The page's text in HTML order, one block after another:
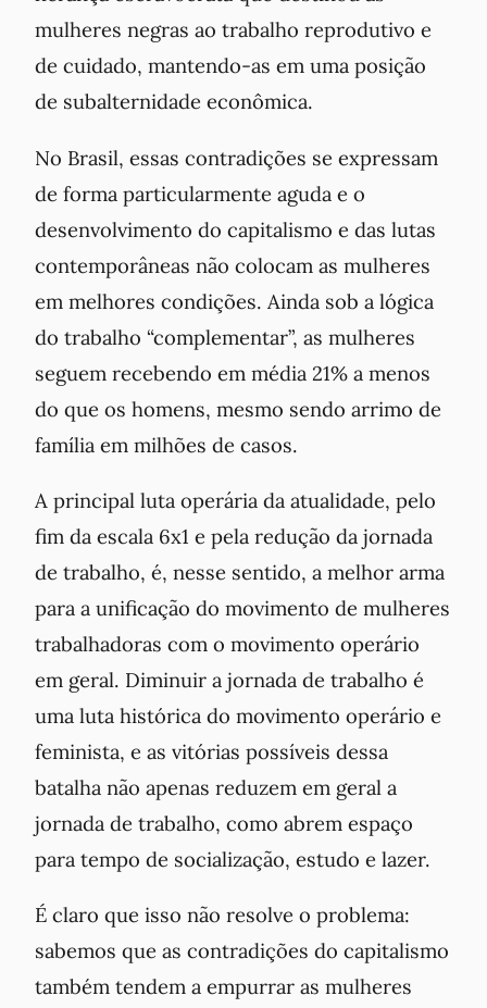
mulheres negras ao trabalho reprodutivo e
de cuidado, mantendo-as em uma posição
de subalternidade econômica.
No Brasil, essas contradições se expressam
de forma particularmente aguda e o
desenvolvimento do capitalismo e das lutas
contemporâneas não colocam as mulheres
em melhores condições. Ainda sob a lógica
do trabalho “complementar”, as mulheres
seguem recebendo em média 21% a menos
do que os homens, mesmo sendo arrimo de
família em milhões de casos.
A principal luta operária da atualidade, pelo
fim da escala 6x1 e pela redução da jornada
de trabalho, é, nesse sentido, a melhor arma
para a unificação do movimento de mulheres
trabalhadoras com o movimento operário
em geral. Diminuir a jornada de trabalho é
uma luta histórica do movimento operário e
feminista, e as vitórias possíveis dessa
batalha não apenas reduzem em geral a
jornada de trabalho, como abrem espaço
para tempo de socialização, estudo e lazer.
É claro que isso não resolve o problema:
sabemos que as contradições do capitalismo
também tendem a empurrar as mulheres